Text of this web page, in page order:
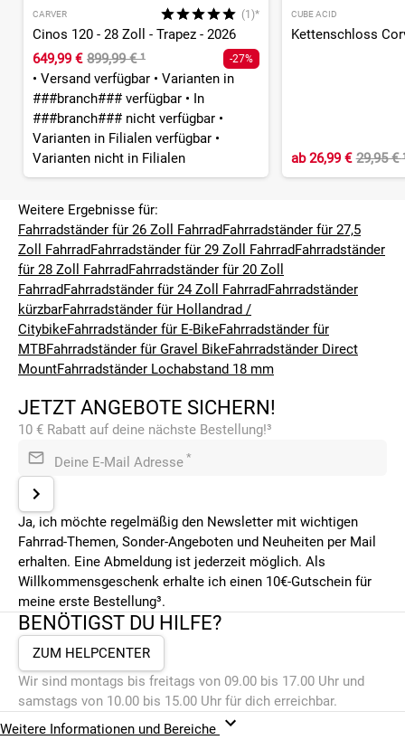
CARVER (1)*
Cinos 120 - 28 Zoll - Trapez - 2026
649,99 € 899,99 €¹ -27%
• Versand verfügbar • Varianten in
###branch### verfügbar • In
###branch### nicht verfügbar •
Varianten in Filialen verfügbar •
Varianten nicht in Filialen
CUBE ACID
Kettenschloss
ab26,99 € 29,95 €
Weitere Ergebnisse für:
Fahrradständer für 26 Zoll FahrradFahrradständer für 27,5
Zoll FahrradFahrradständer für 29 Zoll FahrradFahrradständer
für 28 Zoll FahrradFahrradständer für 20 Zoll
FahrradFahrradständer für 24 Zoll FahrradFahrradständer
kürzbarFahrradständer für Hollandrad /
CitybikeFahrradständer für E-BikeFahrradständer für
MTBFahrradständer für Gravel BikeFahrradständer Direct
MountFahrradständer Lochabstand 18 mm
JETZT ANGEBOTE SICHERN!
10 € Rabatt auf deine nächste Bestellung!³
Deine E-Mail Adresse *
Ja, ich möchte regelmäßig den Newsletter mit wichtigen
Fahrrad-Themen, Sonder-Angeboten und Neuheiten per Mail
erhalten. Eine Abmeldung ist jederzeit möglich. Als
Willkommensgeschenk erhalte ich einen 10€-Gutschein für
meine erste Bestellung³.
BENÖTIGST DU HILFE?
ZUM HELPCENTER
Wir sind montags bis freitags von 09.00 bis 17.00 Uhr und
samstags von 10.00 bis 15.00 Uhr für dich erreichbar.
Weitere Informationen und Bereiche